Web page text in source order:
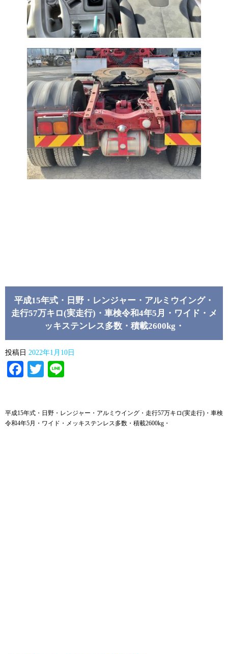
平成15年式・日野・レンジャー・アルミウイング・
走行57万キロ(実走行)・車検令和4年5月・ワイド・メ
ッキステンレス多数・積載2600kg・
投稿日 2022年1月10日
Facebook
Twitter
平成15年式・日野・レンジャー・アルミウイング・走行57万キロ(実走行)・車検
令和4年5月・ワイド・メッキステンレス多数・積載2600kg・